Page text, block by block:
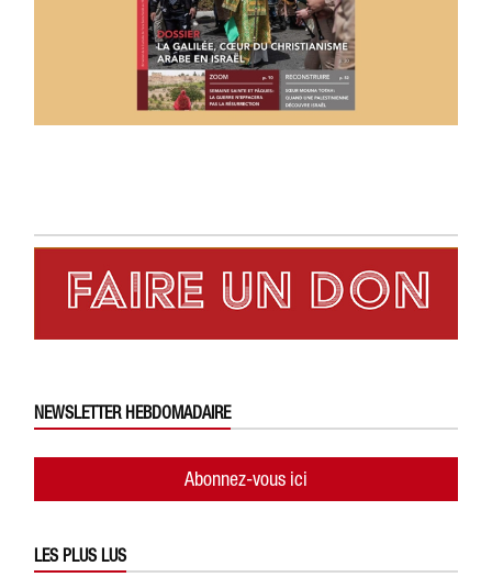
NEWSLETTER HEBDOMADAIRE
Abonnez-vous ici
LES PLUS LUS